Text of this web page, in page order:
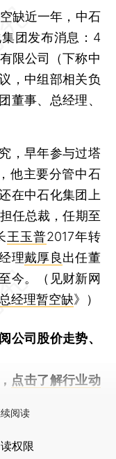
空缺近一年，中石
团发布消息：4
限公司（下称中
，中组部相关负
董事、总经理、
，早年参与过塔
他主要分管中石
在中石化集团上
任总裁，任期至
王玉普2017年转
理戴厚良出任董
今。（见财新网
经理暂空缺》）
公司股价走势、
点击了解行业动
阅读
权限